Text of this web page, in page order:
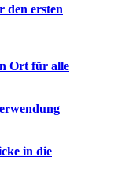
den ersten
Ort für alle
in die